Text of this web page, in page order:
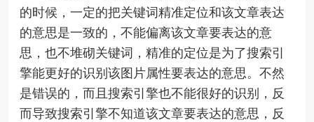
的时候，一定的把关键词精准定位和该文章表达
的意思是一致的，不能偏离该文章要表达的意
思，也不堆砌关键词，精准的定位是为了搜索引
擎能更好的识别该图片属性要表达的意思。不然
是错误的，而且搜索引擎也不能很好的识别，反
而导致搜索引擎不知道该文章要表达的意思，反